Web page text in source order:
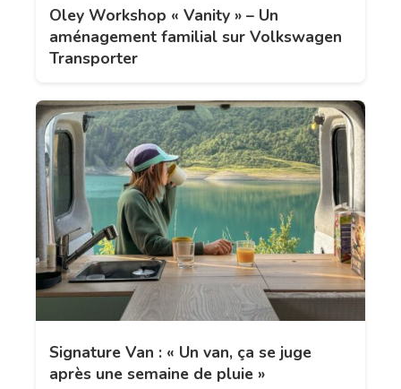
Oley Workshop « Vanity » – Un
aménagement familial sur Volkswagen
Transporter
Signature Van : « Un van, ça se juge
après une semaine de pluie »